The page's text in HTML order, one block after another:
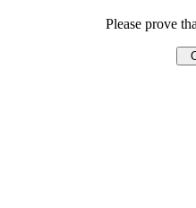
Please prove